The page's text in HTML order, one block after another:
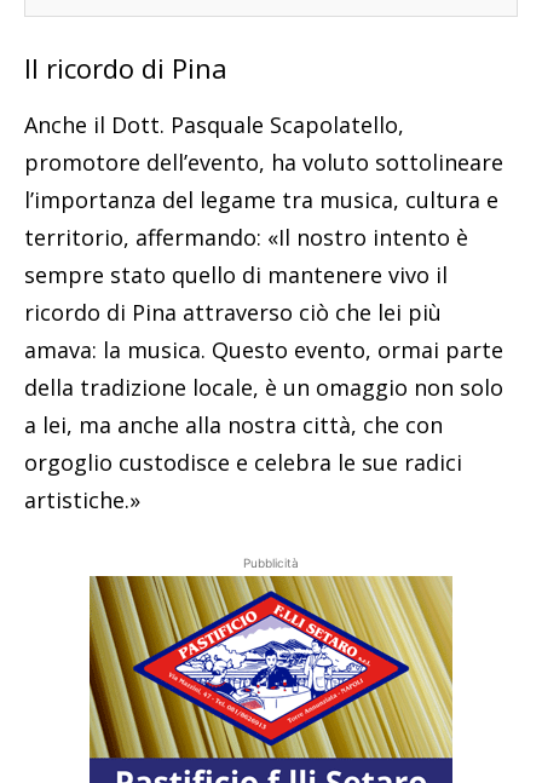
Il ricordo di Pina
Anche il Dott. Pasquale Scapolatello,
promotore dell’evento, ha voluto sottolineare
l’importanza del legame tra musica, cultura e
territorio, affermando: «Il nostro intento è
sempre stato quello di mantenere vivo il
ricordo di Pina attraverso ciò che lei più
amava: la musica. Questo evento, ormai parte
della tradizione locale, è un omaggio non solo
a lei, ma anche alla nostra città, che con
orgoglio custodisce e celebra le sue radici
artistiche.»
Pubblicità